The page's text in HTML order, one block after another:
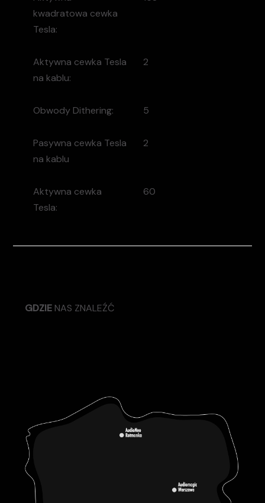
kwadratowa cewka
Tesla:
Aktywna cewka Tesla
na kablu:
2
Obwody Dithering: 5
Pasywna cewka Tesla
na kablu
2
Aktywna cewka
Tesla:
60
GDZIE NAS ZNALEŹĆ